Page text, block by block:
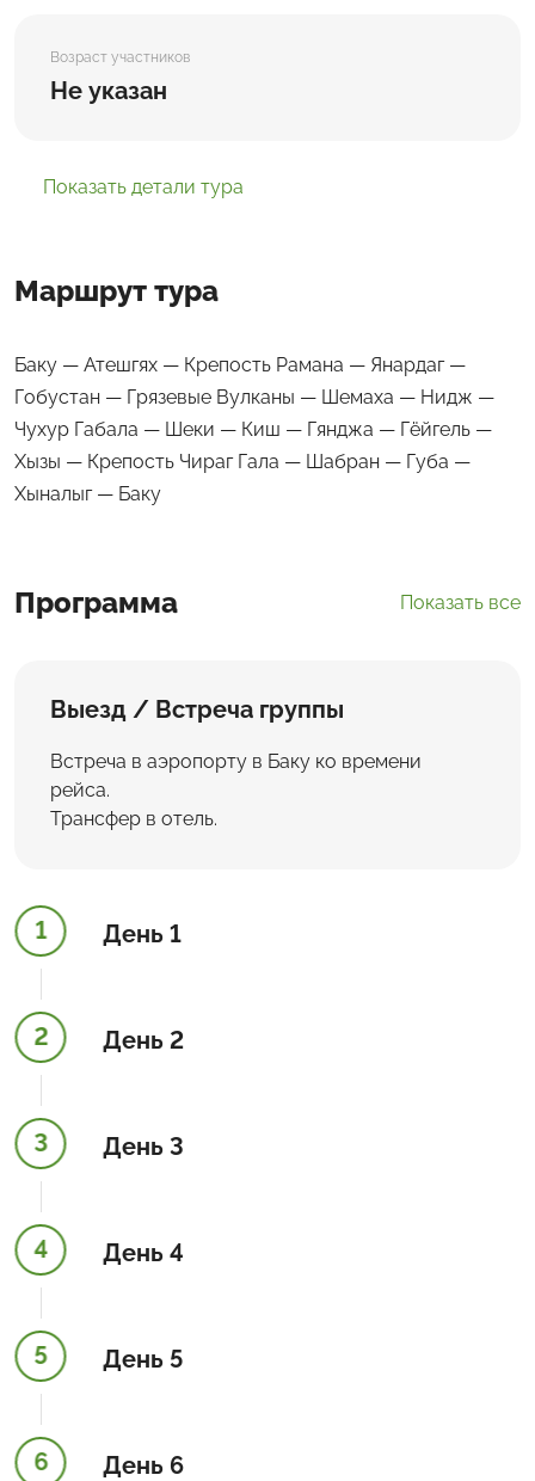
Возраст участников
Не указан
Показать детали тура
Маршрут тура
Баку — Атешгях — Крепость Рамана — Янардаг —
Гобустан — Грязевые Вулканы — Шемаха — Нидж —
Чухур Габала — Шеки — Киш — Гянджа — Гёйгель —
Хызы — Крепость Чираг Гала — Шабран — Губа —
Хыналыг — Баку
Программа Показать все
Выезд / Встреча группы
Встреча в аэропорту в Баку ко времени
рейса.
Трансфер в отель.
1 День 1
2 День 2
3 День 3
4 День 4
5 День 5
6 День 6